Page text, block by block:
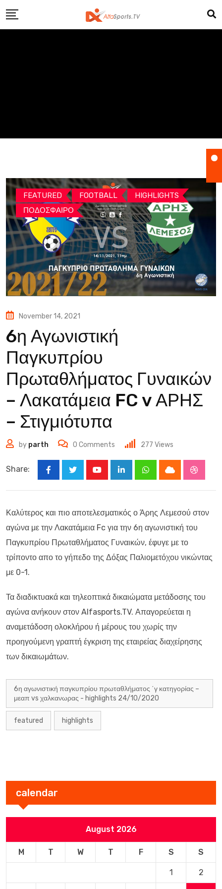
to
FEATURED FOOTBALL
HIGHLIGHTS
ΠΟΔΟΣΦΑΙΡΟ
November 14, 2021
6η Αγωνιστική
Παγκυπρίου
Πρωταθλήματος Γυναικών
– Λακατάμεια FC v ΑΡΗΣ
– Στιγμιότυπα
by parth 0 Comments 277 Views
Share:
LinkedInWhatsappCloud
Καλύτερος και πιο αποτελεσματικός ο Άρης Λεμεσού στον
αγώνα με την Λακατάμεια Fc για την 6η αγωνιστική του
Παγκυπρίου Πρωταθλήματος Γυναικών, έφυγε με το
τρίποντο απο το γήπεδο της Δόξας Παλιομετόχου νικώντας
με 0-1.
Τα διαδικτυακά και τηλεοπτικά δικαιώματα μετάδοσης του
αγώνα ανήκουν στον Alfasports.TV. Απαγορεύεται η
αναμετάδοση ολοκλήρου ή μέρους του χωρίς την
προηγούμενη γραπτή έγκριση της εταιρείας διαχείρησης
των δικαιωμάτων.
6η αγωνιστική παγκυπρίου πρωταθλήματος ΄γ κατηγορίας –
μεαπ vs χαλκανωρας - highlights 24/10/2020
featured highlights
calendar
August 2026
M T W T F S S
1 2